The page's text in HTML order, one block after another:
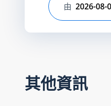
選擇開始日期
由
其他資訊